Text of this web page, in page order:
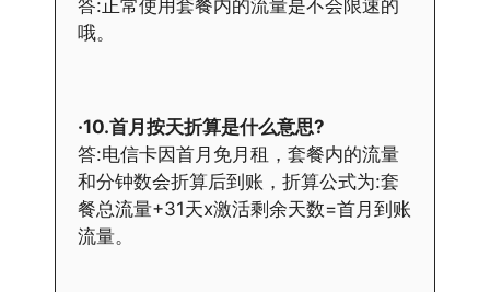
答:正常使用套餐内的流量是不会限速的
哦。
·10.首月按天折算是什么意思?
答:电信卡因首月免月租，套餐内的流量
和分钟数会折算后到账，折算公式为:套
餐总流量+31天x激活剩余天数=首月到账
流量。